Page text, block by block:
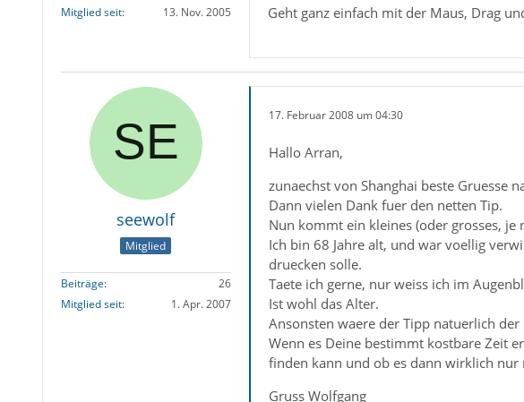
Mitglied seit
13. Nov. 2005
Geht ganz einfach mit der Maus, Drag
seewolf
Mitglied
Beiträge
26
Mitglied seit
1. Apr. 2007
17. Februar 2008 um 04:30
Hallo Arran,
zunaechst von Shanghai beste Gruesse
Dann vielen Dank fuer den netten Tip.
Nun kommt ein kleines (oder grosses,
Ich bin 68 Jahre alt, und war voellig
druecken solle.
Taete ich gerne, nur weiss ich im
Ist wohl das Alter.
Ansonsten waere der Tipp natuerlich der
Wenn es Deine bestimmt kostbare Zeit
finden kann und ob es dann wirklich
Gruss Wolfgang